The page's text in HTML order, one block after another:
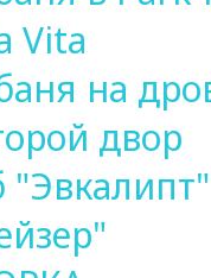
Vita
на
двор
"Эвкалипт"